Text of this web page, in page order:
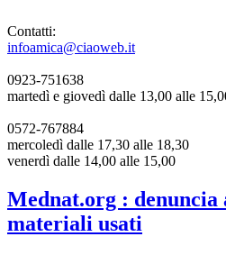
Contatti:
infoamica@ciaoweb.it
0923-751638
martedì e giovedì dalle 13,00 alle
0572-767884
mercoledì dalle 17,30 alle 18,30
venerdì dalle 14,00 alle 15,00
Mednat.org : denuncia
materiali usati